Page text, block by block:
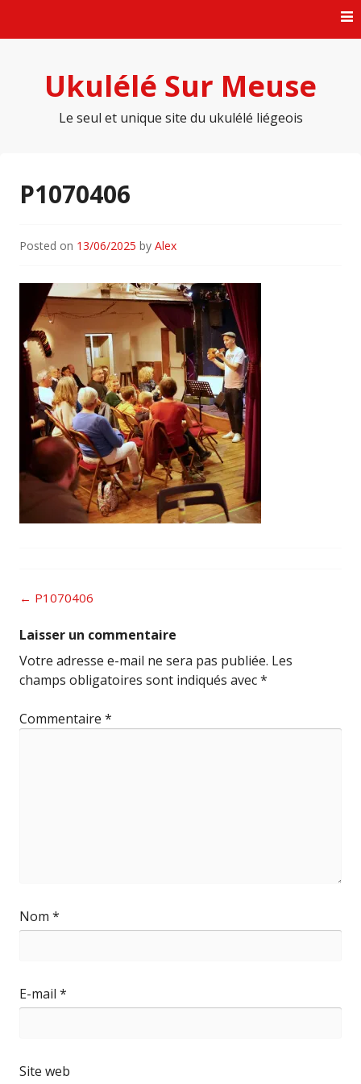
Ukulélé Sur Meuse
Le seul et unique site du ukulélé liégeois
P1070406
Posted on 13/06/2025 by Alex
Post
← P1070406
Laisser un commentaire
Votre adresse e-mail ne sera pas publiée. Les
champs obligatoires sont indiqués avec*
Commentaire *
Nom *
E-mail *
Site web